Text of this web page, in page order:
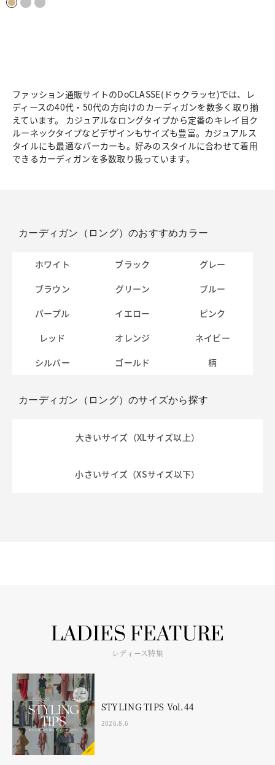
ファッション通販サイトのDoCLASSE(ドゥクラッセ)では、レ
ディースの40代・50代の方向けのカーディガンを数多く取り揃
えています。 カジュアルなロングタイプから定番のキレイ目ク
ルーネックタイプなどデザインもサイズも豊富。カジュアルス
タイルにも最適なパーカーも。好みのスタイルに合わせて着用
できるカーディガンを多数取り扱っています。
カーディガン（ロング）のおすすめカラー
ホワイト ブラック
グレー
ブラウン
グリーン
ブルー
パープル
イエロー
ピンク
レッド
オレンジ
ネイビー
シルバー
ゴールド 柄
カーディガン（ロング）のサイズから探す
大きいサイズ（XLサイズ以上）
小さいサイズ（XSサイズ以下）
LADIES FEATURE
レディース特集
STYLING TIPS Vol.44
2026.8.6